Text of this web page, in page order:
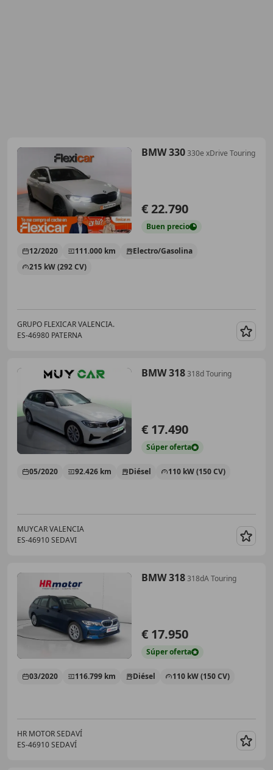
BMW 330330e xDrive Touring
€ 22.790
Buen precio
12/2020 111.000 km
Electro/Gasolina
215 kW (292 CV)
GRUPO FLEXICAR VALENCIA.
ES-46980 PATERNA
BMW 318318d Touring
€ 17.490
Súperoferta
05/2020 92.426 km Diésel 110 kW (150 CV)
MUYCAR VALENCIA
ES-46910 SEDAVI
BMW 318318dA Touring
€ 17.950
Súperoferta
03/2020 116.799 km Diésel 110 kW (150 CV)
HR MOTOR SEDAVÍ
ES-46910 SEDAVÍ